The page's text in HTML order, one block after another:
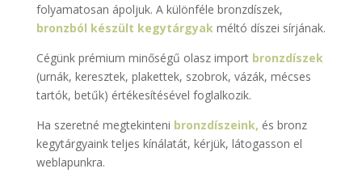
folyamatosan ápoljuk. A különféle bronzdíszek,
bronzból készült kegytárgyakméltó díszei sírjának.
Cégünk prémium minőségű olasz import bronzdíszek
(urnák, keresztek, plakettek, szobrok, vázák, mécses
tartók, betűk) értékesítésével foglalkozik.
Ha szeretné megtekinteni bronzdíszeink, és bronz
kegytárgyaink teljes kínálatát, kérjük, látogasson el
weblapunkra.